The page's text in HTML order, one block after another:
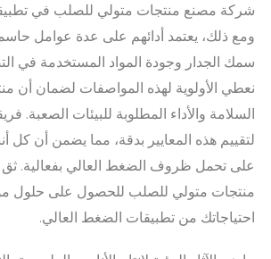
شركة مصنع منتجات متولي للصلب في
ومع ذلك، يعتمد أدائهم على عدة عوامل
سمك الجدار وجودة المواد المستخدمة في
نعطي الأولوية لهذه المواصفات لضمان أن
السلامة والأداء المطلوبة للبيئات الصعبة.
لتقييم هذه المعايير بدقة، مما يضمن أن كل
على تحمل ظروف الضغط العالي بفعالية.
منتجات متولي للصلب للحصول على حلول
احتياجاتك من تطبيقات الضغط العالي.